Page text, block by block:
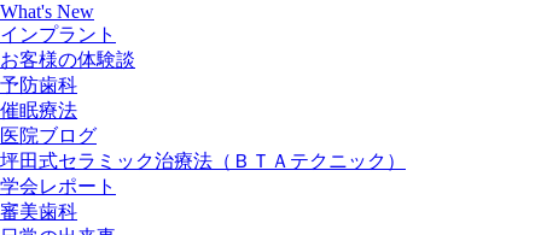
What's New
インプラント
お客様の体験談
予防歯科
催眠療法
医院ブログ
坪田式セラミック治療法（ＢＴＡテクニック）
学会レポート
審美歯科